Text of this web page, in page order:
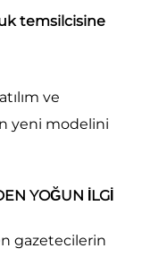
temsilcisine
ve
yeni modelini
YOĞUN İLGİ
gazetecilerin